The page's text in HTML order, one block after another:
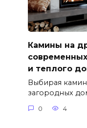
Камины на
и теплого
Выбирая
загородных
0 4